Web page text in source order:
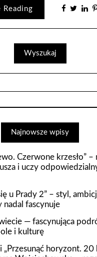
Reading
Wyszukaj
Najnowsze wpisy
Czerwone krzesło” –
i uczy
u Prady 2” – styl,
nadal fascynuje
— fascynująca
i kulturę
„Przesunąć horyzont. 20